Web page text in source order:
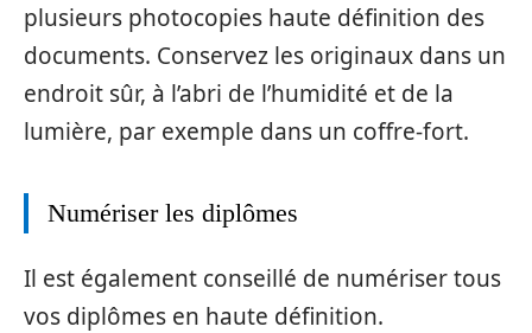
plusieurs photocopies haute définition des
documents. Conservez les originaux dans un
endroit sûr, à l’abri de l’humidité et de la
lumière, par exemple dans un coffre-fort.
Numériser les diplômes
Il est également conseillé de numériser tous
vos diplômes en haute définition.